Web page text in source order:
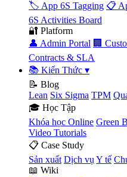
🏷️ App 6S Tagging 📋
6S Activities Board
🔐 Platform
👤 Admin Portal 🏢
Contracts & SLA
📚 Kiến Thức ▾
📝 Blog
Lean Six Sigma TPM
🎓 Học Tập
Khóa học Online Green
Video Tutorials
📋 Case Study
Sản xuất Dịch vụ Y tế
📖 Wiki